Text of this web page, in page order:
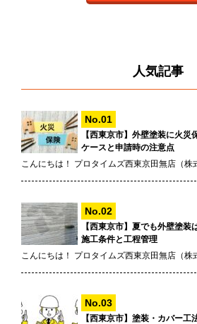
人気記事
【西東京市】外壁塗装に火
ケースと申請時の注意点
こんにちは！ プロタイムズ西東京田無店（株
【西東京市】夏でも外壁塗
施工条件と工程管理
こんにちは！ プロタイムズ西東京田無店（株
【西東京市】塗装・カバー